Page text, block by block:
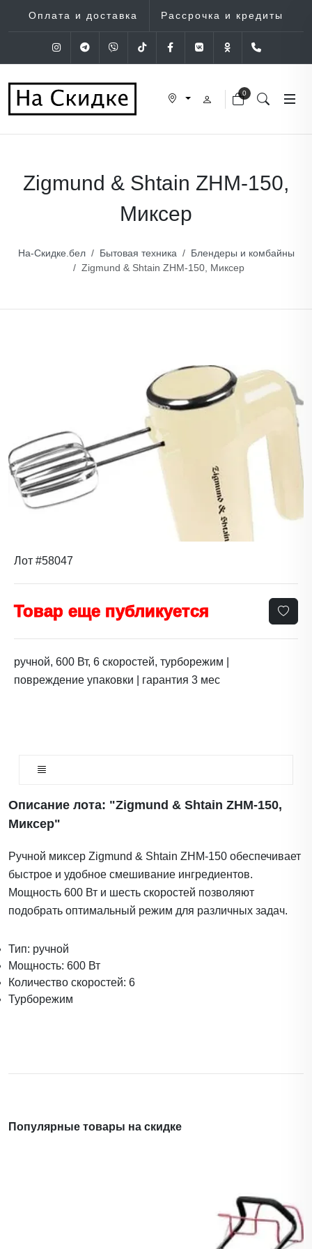
Оплата и доставка Рассрочка и кредиты
InstagramTelegram
Viber Tik-Tok Facebook
VK OK
0
Zigmund & Shtain ZHM-150,
Миксер
На-Скидке.бел Бытовая техника
Блендеры и комбайны
Zigmund & Shtain ZHM-150, Миксер
Лот #58047
Товар еще публикуется
ручной, 600 Вт, 6 скоростей, турборежим |
повреждение упаковки | гарантия 3 мес
Описание лота: "Zigmund & Shtain ZHM-150,
Миксер"
Ручной миксер Zigmund & Shtain ZHM-150 обеспечивает
быстрое и удобное смешивание ингредиентов.
Мощность 600 Вт и шесть скоростей позволяют
подобрать оптимальный режим для различных задач.
Тип: ручной
Мощность: 600 Вт
Количество скоростей: 6
Турборежим
Популярные товары на скидке